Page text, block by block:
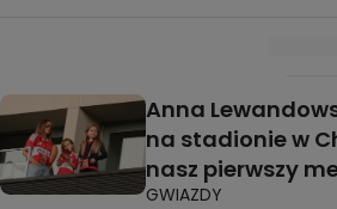
Anna
na stadionie w
nasz pierwszy
GWIAZDY